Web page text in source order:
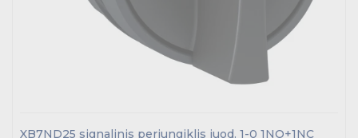
XB7ND25 signalinis perjungiklis juod. 1-0 1NO+1NC